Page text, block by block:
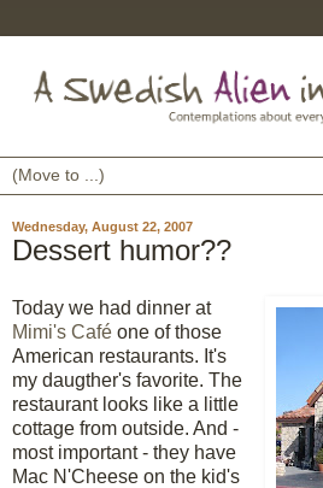
Wednesday, August 22, 2007
Dessert humor??
Today we had dinner at
Mimi's Café one of those
American restaurants. It's
my daugther's favorite. The
restaurant looks like a little
cottage from outside. And -
most important - they have
Mac N'Cheese on the kid's